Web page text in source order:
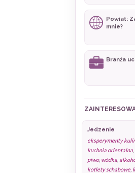
Powiat:
mnie?
Branża
Jedzenie
eksperymenty
kuchnia orientalna
piwo, wódka
kotlety schabowe,